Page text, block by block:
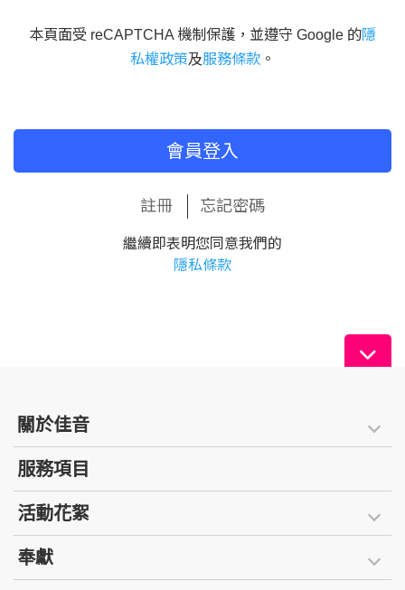
本頁面受 reCAPTCHA 機制保護，並遵守 Google 的隱
私權政策及服務條款 。
會員登入
註冊 忘記密碼
繼續即表明您同意我們的
隱私條款
關於佳音
服務項目
活動花絮
奉獻